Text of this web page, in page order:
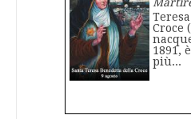
Croce
1891,
più...